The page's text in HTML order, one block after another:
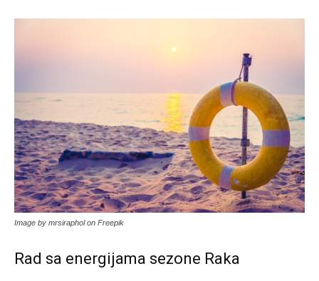
Image by mrsiraphol on Freepik
Rad sa energijama sezone Raka